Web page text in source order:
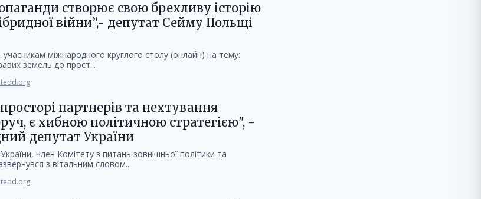
створює свою брехливу історію
війни”,- депутат Сейму Польщі
міжнародного круглого столу (онлайн) на тему:
земель до прост...
партнерів та нехтування
є хибною політичною стратегією", -
депутат України
член Комітету з питань зовнішньої політики та
з вітальним словом...